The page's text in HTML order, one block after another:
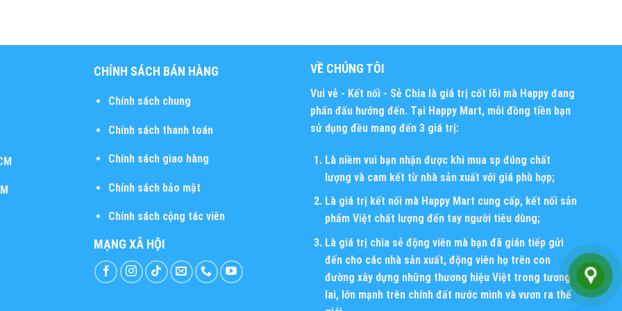
CHÍNH SÁCH BÁN HÀNG
Chính sách chung
Chính sách thanh toán
Chính sách giao hàng
Chính sách bảo mật
Chính sách cộng tác viên
MẠNG XÃ HỘI
VỀ CHÚNG TÔI
Vui vẻ - Kết nối - Sẻ Chia là giá trị cốt lõi mà Happy đang
phấn đấu hướng đến. Tại Happy Mart, mỗi đồng tiền bạn
sử dụng đều mang đến 3 giá trị:
Là niềm vui bạn nhận được khi mua sp đúng chất
lượng và cam kết từ nhà sản xuất với giá phù hợp;
Là giá trị kết nối mà Happy Mart cung cấp, kết nối sản
phẩm Việt chất lượng đến tay người tiêu dùng;
Là giá trị chia sẻ động viên mà bạn đã gián tiếp gửi
đến cho các nhà sản xuất, động viên họ trên con
đường xây dựng những thương hiệu Việt trong tương
lai, lớn mạnh trên chính đất nước mình và vươn ra thế